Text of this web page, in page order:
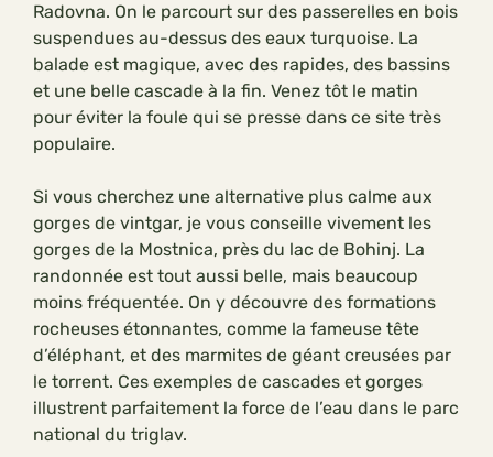
Radovna. On le parcourt sur des passerelles en bois
suspendues au-dessus des eaux turquoise. La
balade est magique, avec des rapides, des bassins
et une belle cascade à la fin. Venez tôt le matin
pour éviter la foule qui se presse dans ce site très
populaire.
Si vous cherchez une alternative plus calme aux
gorges de vintgar, je vous conseille vivement les
gorges de la Mostnica, près du lac de Bohinj. La
randonnée est tout aussi belle, mais beaucoup
moins fréquentée. On y découvre des formations
rocheuses étonnantes, comme la fameuse tête
d’éléphant, et des marmites de géant creusées par
le torrent. Ces exemples de cascades et gorges
illustrent parfaitement la force de l’eau dans le parc
national du triglav.